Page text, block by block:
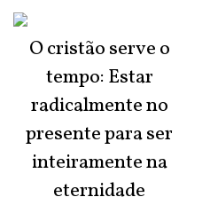
O cristão serve o
tempo: Estar
radicalmente no
presente para ser
inteiramente na
eternidade